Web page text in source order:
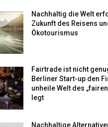
Nachhaltig die Welt
Zukunft des Reisens
Ökotourismus
Fairtrade ist nicht
Berliner Start-up den
unheile Welt des
legt
Nachhaltige